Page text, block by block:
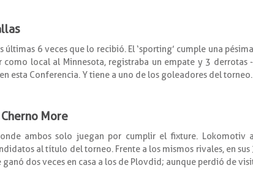
últimas 6 veces que lo recibió. El ‘sporting’ cumple una
como local al Minnesota, registraba un empate y 3
esta Conferencia. Y tiene a uno de los goleadores del torneo.
More
ambos solo juegan por cumplir el fixture. Lokomotiv
al título del torneo. Frente a los mismos rivales, en
dos veces en casa a los de Plovdid; aunque perdió de